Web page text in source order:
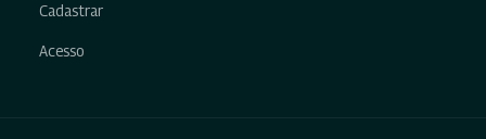
Cadastrar
Acesso